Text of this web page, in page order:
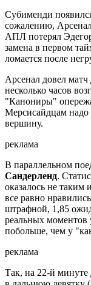
Субименди
сожалению,
АПЛ потерял
замена в первом
ломается после
Арсенал довел
несколько часов
"Канониры"
Мерсисайдцам надо
вершину.
реклама
В параллельном
Сандерленд.
оказалось не
все равно
штрафной, 1,85
реальных
побольше, чем у
реклама
Так, на 22-й